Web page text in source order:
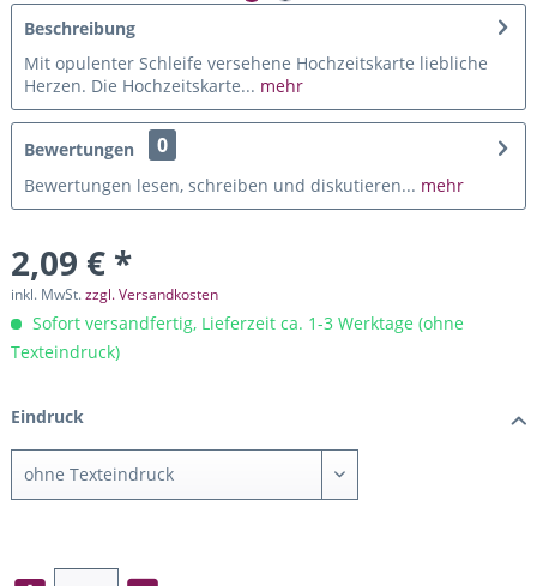
Beschreibung
Mit opulenter Schleife versehene Hochzeitskarte liebliche
Herzen. Die Hochzeitskarte... mehr
Bewertungen 0
Bewertungen lesen, schreiben und diskutieren... mehr
2,09 € *
inkl. MwSt.zzgl. Versandkosten
Sofort versandfertig, Lieferzeit ca. 1-3 Werktage (ohne
Texteindruck)
Eindruck